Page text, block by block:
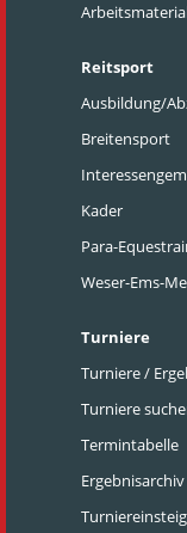
Reitsport
Ausbildung/
Breitensport
Kader
Para-
Weser-Ems-
Turniere
Turniere /
Turniere
Termintabelle
Ergebnisarchiv